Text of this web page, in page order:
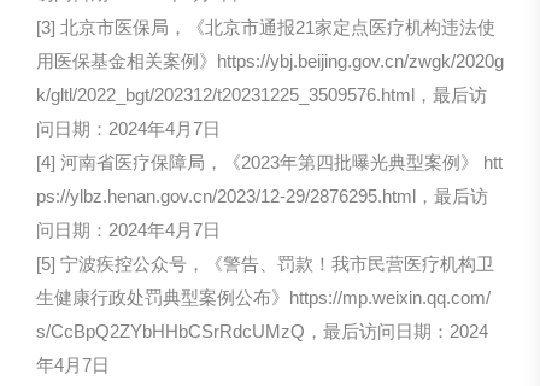
[3] 北京市医保局，《北京市通报21家定点医疗机构违法使
用医保基金相关案例》https://ybj.beijing.gov.cn/zwgk/2020g
k/gltl/2022_bgt/202312/t20231225_3509576.html，最后访
问日期：2024年4月7日
[4] 河南省医疗保障局，《2023年第四批曝光典型案例》 htt
ps://ylbz.henan.gov.cn/2023/12-29/2876295.html，最后访
问日期：2024年4月7日
[5] 宁波疾控公众号，《警告、罚款！我市民营医疗机构卫
生健康行政处罚典型案例公布》https://mp.weixin.qq.com/
s/CcBpQ2ZYbHHbCSrRdcUMzQ，最后访问日期：2024
年4月7日